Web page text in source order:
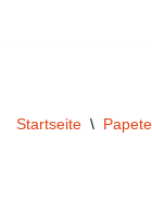
Startseite \